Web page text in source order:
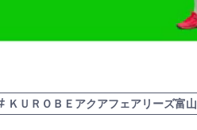
ＫＵＲＯＢＥアクアフェアリーズ富山